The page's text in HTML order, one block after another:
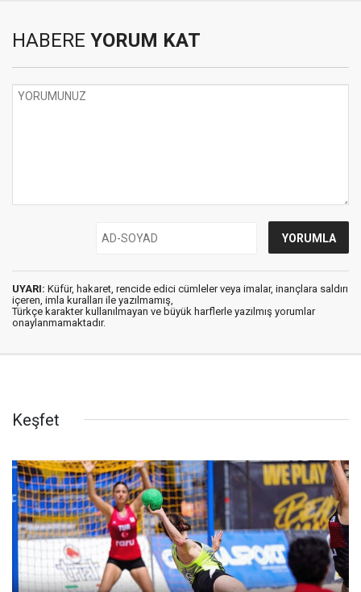
HABERE YORUM KAT
UYARI: Küfür, hakaret, rencide edici cümleler veya imalar, inançlara saldırı
içeren, imla kuralları ile yazılmamış,
Türkçe karakter kullanılmayan ve büyük harflerle yazılmış yorumlar
onaylanmamaktadır.
Keşfet